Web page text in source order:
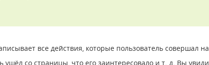
все действия, которые пользователь совершал
ушёл со страницы, что его заинтересовало и т. д. Вы